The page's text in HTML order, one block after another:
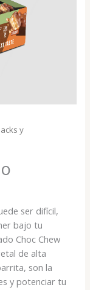
y
ser difícil,
bajo tu
Choc Chew
de alta
son la
y potenciar tu